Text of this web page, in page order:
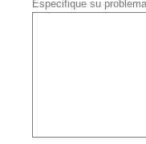
Especifique su problema